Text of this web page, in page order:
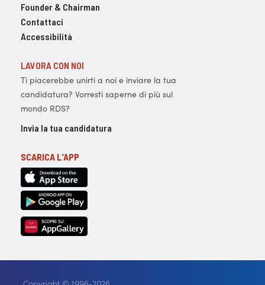
Founder & Chairman
Contattaci
Accessibilità
LAVORA CON NOI
Ti piacerebbe unirti a noi e inviare la tua
candidatura? Vorresti saperne di più sul
mondo RDS?
Invia la tua candidatura
SCARICA L'APP